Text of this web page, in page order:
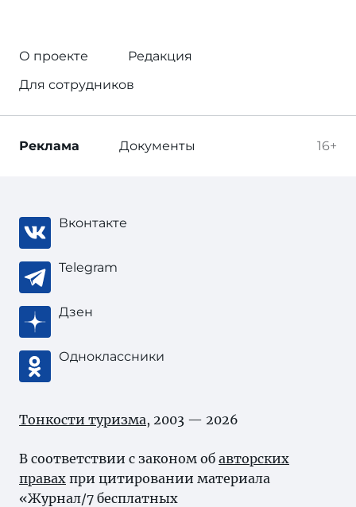
О проекте
Редакция
Для сотрудников
16+
Реклама Документы
Вконтакте
Telegram
Дзен
Одноклассники
Тонкости туризма, 2003 — 2026
В соответствии с законом об авторских
правах при цитировании материала
«Журнал/7 бесплатных